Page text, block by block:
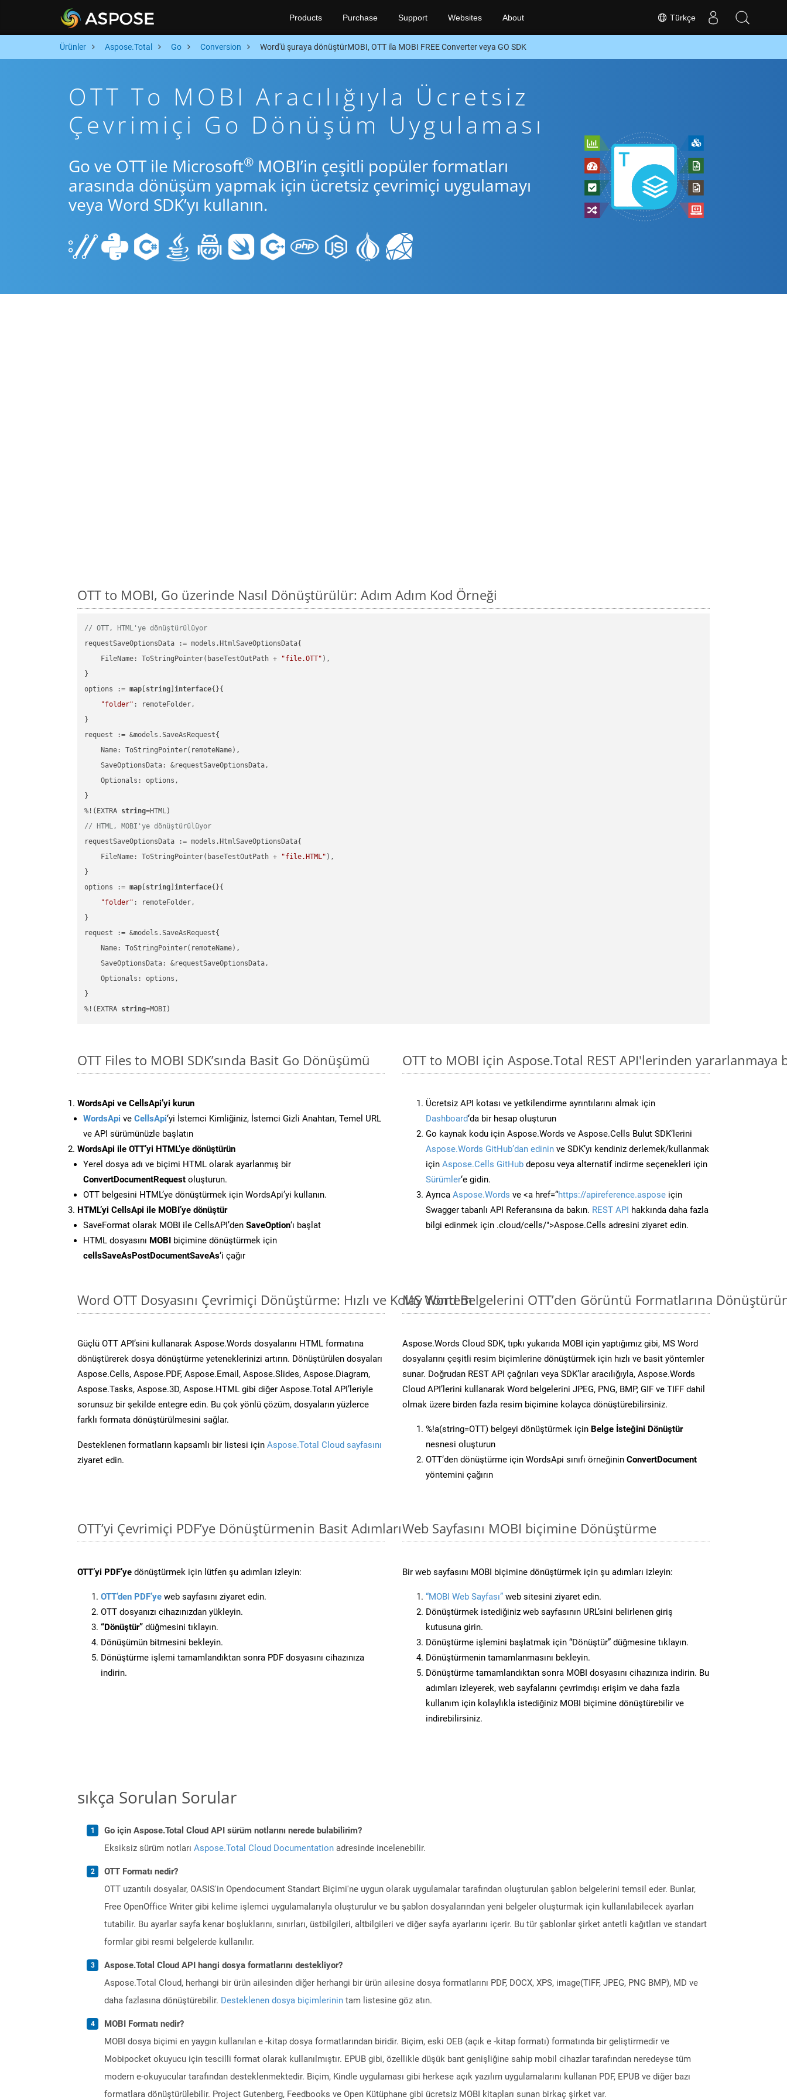
Türkçe
Products Purchase Support Websites About
Ürünler Aspose.Total Go Conversion Word'ü şuraya dönüştürMOBI, OTT ila MOBI FREE Converter veya GO SDK
OTT To MOBI Aracılığıyla Ücretsiz
Çevrimiçi Go Dönüşüm Uygulaması
Go ve OTT ile Microsoft® MOBI’in çeşitli popüler formatları
arasında dönüşüm yapmak için ücretsiz çevrimiçi uygulamayı
veya Word SDK’yı kullanın.
OTT to MOBI, Go üzerinde Nasıl Dönüştürülür: Adım Adım Kod Örneği
// OTT, HTML'ye dönüştürülüyor
requestSaveOptionsData := models.HtmlSaveOptionsData{
    FileName: ToStringPointer(baseTestOutPath +
"file.OTT" ),
}
options := map string ]interface{}{
"folder" : remoteFolder,
}
request := &models.SaveAsRequest{
    Name: ToStringPointer(remoteName),
    SaveOptionsData: &requestSaveOptionsData,
    Optionals: options,
}
%!(EXTRA string
// HTML, MOBI'ye dönüştürülüyor
requestSaveOptionsData := models.HtmlSaveOptionsData{
    FileName: ToStringPointer(baseTestOutPath +
"file.HTML" ),
}
options := map string ]interface{}{
"folder" : remoteFolder,
}
request := &models.SaveAsRequest{
    Name: ToStringPointer(remoteName),
    SaveOptionsData: &requestSaveOptionsData,
    Optionals: options,
}
%!(EXTRA string=MOBI)
OTT Files to MOBI SDK’sında Basit Go Dönüşümü
WordsApi ve CellsApi’yi kurun
WordsApi ve CellsApi‘yi İstemci Kimliğiniz, İstemci Gizli Anahtarı, Temel URL
ve API sürümünüzle başlatın
WordsApi ile OTT’yi HTML’ye dönüştürün
Yerel dosya adı ve biçimi HTML olarak ayarlanmış bir
ConvertDocumentRequest oluşturun.
OTT belgesini HTML’ye dönüştürmek için WordsApi’yi kullanın.
HTML’yi CellsApi ile MOBI’ye dönüştür
SaveFormat olarak MOBI ile CellsAPI’den SaveOption‘ı başlat
HTML dosyasını MOBI biçimine dönüştürmek için
cellsSaveAsPostDocumentSaveAs‘i çağır
OTT to MOBI için Aspose.Total REST API'lerinden yararlanmaya
Ücretsiz API kotası ve yetkilendirme ayrıntılarını almak için
Dashboard‘da bir hesap oluşturun
Go kaynak kodu için Aspose.Words ve Aspose.Cells Bulut SDK’lerini
Aspose.Words GitHub’dan edinin ve SDK’yı kendiniz derlemek/kullanmak
için Aspose.Cells GitHub deposu veya alternatif indirme seçenekleri için
Sürümler‘e gidin.
Ayrıca Aspose.Words ve <a href=“https://apireference.aspose için
Swagger tabanlı API Referansına da bakın. REST API hakkında daha fazla
bilgi edinmek için .cloud/cells/">Aspose.Cells adresini ziyaret edin.
Word OTT Dosyasını Çevrimiçi Dönüştürme: Hızlı ve Kolay Yöntem
Güçlü OTT API’sini kullanarak Aspose.Words dosyalarını HTML formatına
dönüştürerek dosya dönüştürme yeteneklerinizi artırın. Dönüştürülen dosyaları
Aspose.Cells, Aspose.PDF, Aspose.Email, Aspose.Slides, Aspose.Diagram,
Aspose.Tasks, Aspose.3D, Aspose.HTML gibi diğer Aspose.Total API’leriyle
sorunsuz bir şekilde entegre edin. Bu çok yönlü çözüm, dosyaların yüzlerce
farklı formata dönüştürülmesini sağlar.
Desteklenen formatların kapsamlı bir listesi için Aspose.Total Cloud sayfasını
ziyaret edin.
MS Word Belgelerini OTT’den Görüntü Formatlarına Dönüştürün
Aspose.Words Cloud SDK, tıpkı yukarıda MOBI için yaptığımız gibi, MS Word
dosyalarını çeşitli resim biçimlerine dönüştürmek için hızlı ve basit yöntemler
sunar. Doğrudan REST API çağrıları veya SDK’lar aracılığıyla, Aspose.Words
Cloud API’lerini kullanarak Word belgelerini JPEG, PNG, BMP, GIF ve TIFF dahil
olmak üzere birden fazla resim biçimine kolayca dönüştürebilirsiniz.
%!a(string=OTT) belgeyi dönüştürmek için Belge İsteğini Dönüştür
nesnesi oluşturun
OTT’den dönüştürme için WordsApi sınıfı örneğinin ConvertDocument
yöntemini çağırın
OTT’yi Çevrimiçi PDF’ye Dönüştürmenin Basit Adımları
OTT’yi PDF’ye dönüştürmek için lütfen şu adımları izleyin:
OTT’den PDF’ye web sayfasını ziyaret edin.
OTT dosyanızı cihazınızdan yükleyin.
“Dönüştür” düğmesini tıklayın.
Dönüşümün bitmesini bekleyin.
Dönüştürme işlemi tamamlandıktan sonra PDF dosyasını cihazınıza
indirin.
Web Sayfasını MOBI biçimine Dönüştürme
Bir web sayfasını MOBI biçimine dönüştürmek için şu adımları izleyin:
“MOBI Web Sayfası” web sitesini ziyaret edin.
Dönüştürmek istediğiniz web sayfasının URL’sini belirlenen giriş
kutusuna girin.
Dönüştürme işlemini başlatmak için “Dönüştür” düğmesine tıklayın.
Dönüştürmenin tamamlanmasını bekleyin.
Dönüştürme tamamlandıktan sonra MOBI dosyasını cihazınıza indirin. Bu
adımları izleyerek, web sayfalarını çevrimdışı erişim ve daha fazla
kullanım için kolaylıkla istediğiniz MOBI biçimine dönüştürebilir ve
indirebilirsiniz.
sıkça Sorulan Sorular
Go için Aspose.Total Cloud API sürüm notlarını nerede bulabilirim?
Eksiksiz sürüm notları Aspose.Total Cloud Documentation adresinde incelenebilir.
OTT Formatı nedir?
OTT uzantılı dosyalar, OASIS'in Opendocument Standart Biçimi'ne uygun olarak uygulamalar tarafından oluşturulan şablon belgelerini temsil eder. Bunlar,
Free OpenOffice Writer gibi kelime işlemci uygulamalarıyla oluşturulur ve bu şablon dosyalarından yeni belgeler oluşturmak için kullanılabilecek ayarları
tutabilir. Bu ayarlar sayfa kenar boşluklarını, sınırları, üstbilgileri, altbilgileri ve diğer sayfa ayarlarını içerir. Bu tür şablonlar şirket antetli kağıtları ve standart
formlar gibi resmi belgelerde kullanılır.
Aspose.Total Cloud API hangi dosya formatlarını destekliyor?
Aspose.Total Cloud, herhangi bir ürün ailesinden diğer herhangi bir ürün ailesine dosya formatlarını PDF, DOCX, XPS, image(TIFF, JPEG, PNG BMP), MD ve
daha fazlasına dönüştürebilir. Desteklenen dosya biçimlerinin tam listesine göz atın.
MOBI Formatı nedir?
MOBI dosya biçimi en yaygın kullanılan e -kitap dosya formatlarından biridir. Biçim, eski OEB (açık e -kitap formatı) formatında bir geliştirmedir ve
Mobipocket okuyucu için tescilli format olarak kullanılmıştır. EPUB gibi, özellikle düşük bant genişliğine sahip mobil cihazlar tarafından neredeyse tüm
modern e-okuyucular tarafından desteklenmektedir. Biçim, Kindle uygulaması gibi herkese açık yazılım uygulamalarını kullanan PDF, EPUB ve diğer bazı
formatlara dönüştürülebilir. Project Gutenberg, Feedbooks ve Open Kütüphane gibi ücretsiz MOBI kitapları sunan birkaç şirket var.